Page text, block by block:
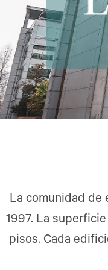
La comunidad de
1997. La
pisos. Cada